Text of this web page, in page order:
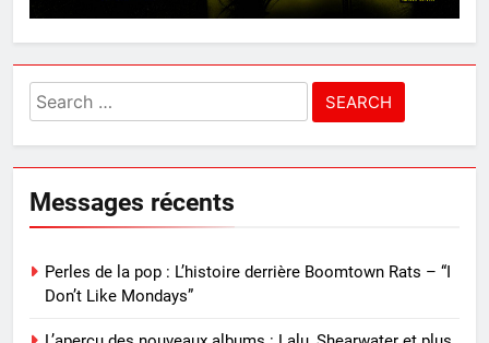
Search
for:
Messages récents
Perles de la pop : L’histoire derrière Boomtown Rats – “I
Don’t Like Mondays”